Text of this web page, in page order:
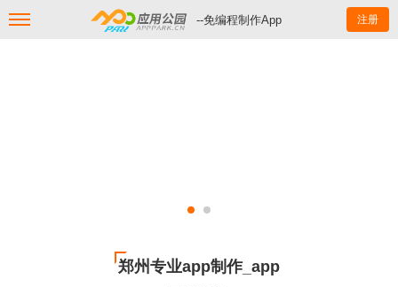
--免编程制作App 注册
郑州专业app制作_app